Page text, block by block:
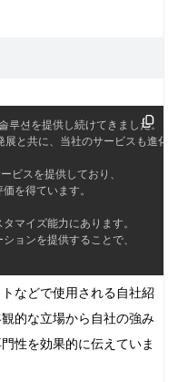
솔루션を提供し続けてきました。
展と共に、当社のサービスも進化
ビスを提供しており、
を得ています。
マイズ能力にあります。
ョンを提供することで、
などで使用される自社紹
的な立場から自社の強み
性を効果的に伝えていま